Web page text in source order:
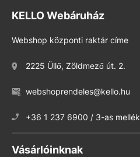
KELLO Webáruház
Webshop központi raktár címe
2225 Üllő, Zöldmező út. 2.
webshoprendeles@kello.hu
+36 1 237 6900 / 3-as mellék
Vásárlóinknak